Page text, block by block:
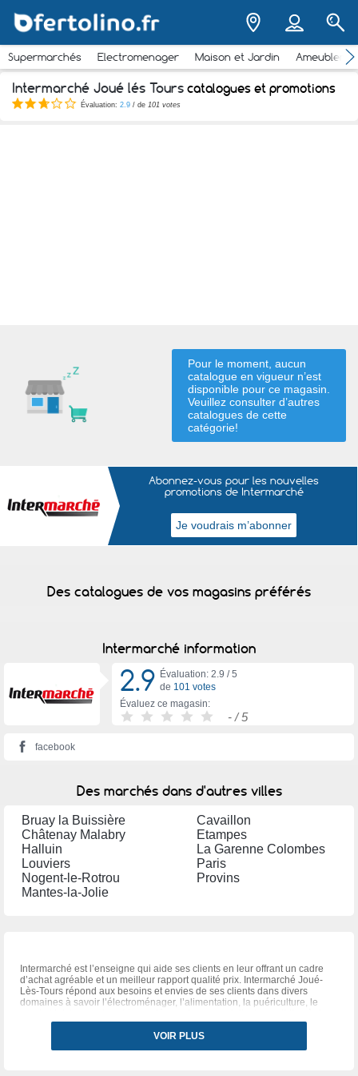
Supermarchés Electromenager Maison et Jardin
Intermarché Joué lés Tours catalogues et promotions
Évaluation: 2.9 / de 101 votes
Pour le moment, aucun
catalogue en vigueur n’est
disponible pour ce magasin.
Veuillez consulter d’autres
catalogues de cette
catégorie!
Abonnez-vous pour les nouvelles
promotions de Intermarché
Des catalogues de vos magasins préférés
Intermarché information
2.9 Évaluation: 2.9 /5
de 101 votes
Évaluez ce magasin:
- / 5
facebook
Des marchés dans d'autres villes
Bruay la Buissière
Cavaillon
Châtenay Malabry
Etampes
Halluin
La Garenne Colombes
Louviers
Paris
Nogent-le-Rotrou
Provins
Mantes-la-Jolie
Intermarché est l’enseigne qui aide ses clients en leur offrant un cadre
d’achat agréable et un meilleur rapport qualité prix. Intermarché Joué-
Lès-Tours répond aux besoins et envies de ses clients dans divers
domaines à savoir l’électroménager, l’alimentation, la puériculture, le
prix incroyables. Les soldes Intermarché sont des moments pour craquer
sur les articles qui vous font de l’œil depuis plusieurs mois. Profitez de
ces moments en suivant les catalogues Intermarché. Les catalogues
VOIR PLUS